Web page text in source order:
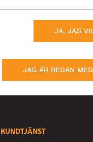
JA, JAG
JAG ÄR REDAN
KUNDTJÄNST